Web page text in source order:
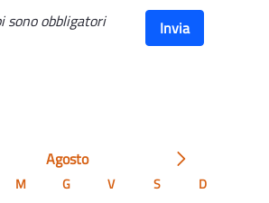
sono obbligatori Invia
Agosto
M G V S
D